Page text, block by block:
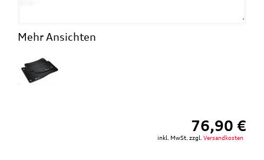
Mehr Ansichten
76,90 €
inkl. MwSt. zzgl. Versandkosten